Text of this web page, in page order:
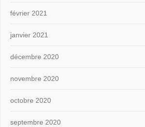
février 2021
janvier 2021
décembre 2020
novembre 2020
octobre 2020
septembre 2020